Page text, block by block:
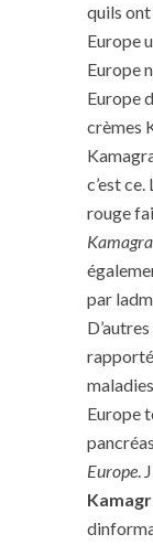
quils
Europe
Europe
Europe
crèmes
c’est ce.
rouge
par
Europe
Europe.